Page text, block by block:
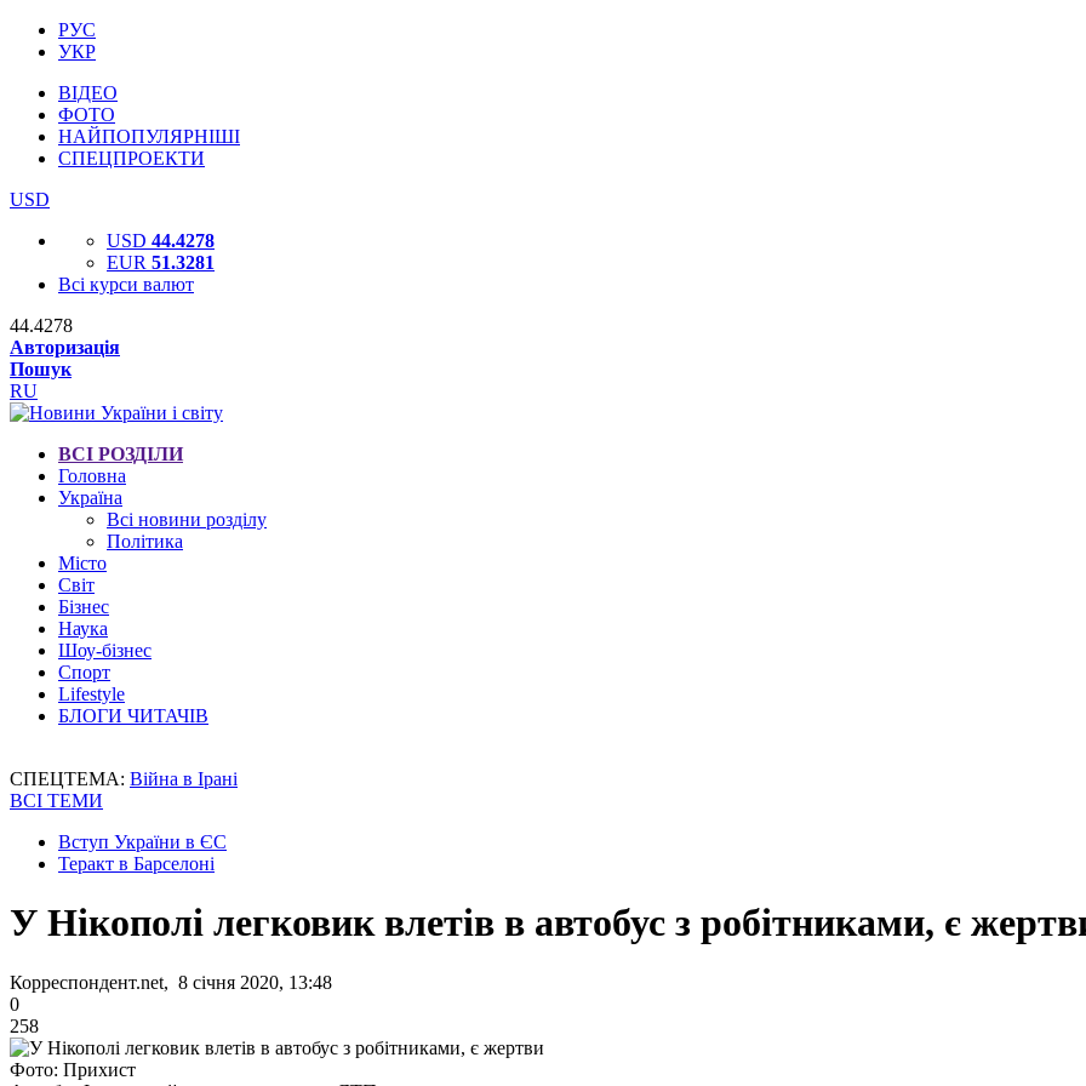
РУС
УКР
ВІДЕО
ФОТО
НАЙПОПУЛЯРНІШІ
СПЕЦПРОЕКТИ
USD
USD 44.4278
EUR 51.3281
Всі курси валют
44.4278
Авторизація
Пошук
RU
ВСІ РОЗДІЛИ
Головна
Україна
Всі новини розділу
Політика
Місто
Світ
Бізнес
Наука
Шоу-бізнес
Спорт
Lifestyle
БЛОГИ ЧИТАЧІВ
СПЕЦТЕМА: Війна в Ірані
ВСІ ТЕМИ
Вступ України в ЄС
Теракт в Барселоні
У Нікополі легковик влетів в автобус з робітниками, є
Корреспондент.net, 8 січня 2020, 13:48
0
258
Фото: Прихист